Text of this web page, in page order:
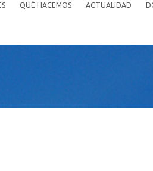
QUÉ HACEMOS ACTUALIDAD